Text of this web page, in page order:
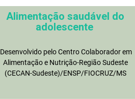
Alimentação saudável do
adolescente
Desenvolvido pelo Centro Colaborador em
Alimentação e Nutrição-Região Sudeste
(CECAN-Sudeste)/ENSP/FIOCRUZ/MS